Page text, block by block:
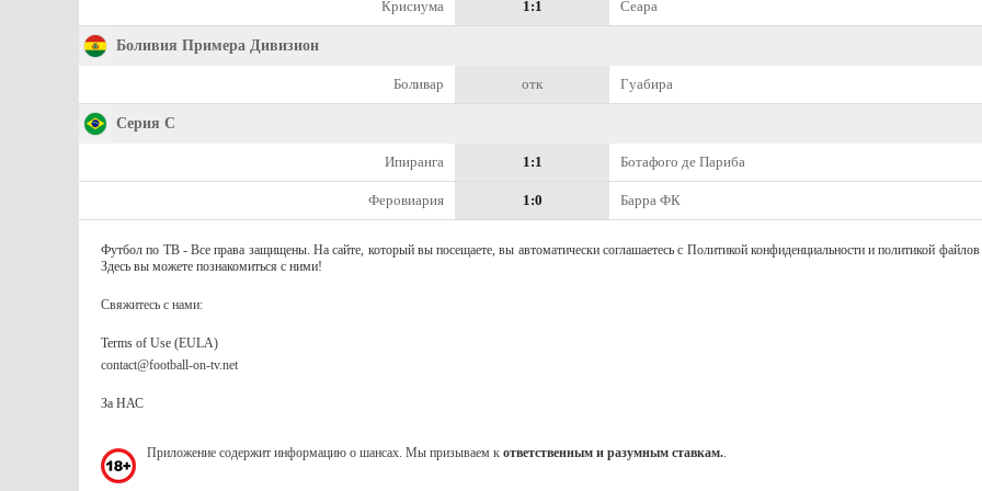
Крисиума 1:1 Сеара
Боливия Примера Дивизион
Боливар отк Гуабира
Серия C
Ипиранга 1:1 Ботафого де Париба
Феровиария 1:0 Барра ФК
Футбол по ТВ - Все права защищены. На сайте, который вы посещаете, вы автоматически соглашаетесь с Политикой конфиденциальности и политикой
Здесь вы можете познакомиться с ними!
Свяжитесь с нами:
Terms of Use (EULA)
contact@football-on-tv.net
За НАС
Приложение содержит информацию о шансах. Мы призываем к ответственным и разумным ставкам..